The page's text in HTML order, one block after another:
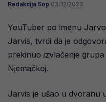
Redakcija Sop·03/12/2023
YouTuber po imenu
Jarvis, tvrdi da je
prekinuo izvlačenje
Njemačkoj.
Jarvis je ušao u dvoranu